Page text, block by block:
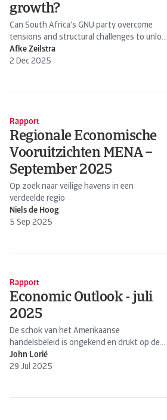
growth?
Can South Africa's GNU party overcome
tensions and structural challenges to unlock
GDP growth?
Afke Zeilstra
2 Dec 2025
Rapport
Regionale Economische
Vooruitzichten MENA –
September 2025
Op zoek naar veilige havens in een
verdeelde regio
Niels de Hoog
5 Sep 2025
Rapport
Economic Outlook - juli
2025
De schok van het Amerikaanse
handelsbeleid is ongekend en drukt op de
mondiale economische vooruitzichten.
John Lorié
29 Jul 2025